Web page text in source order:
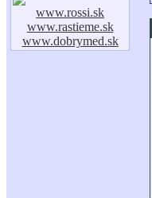
www.rossi.sk
www.rastieme.sk
www.dobrymed.sk